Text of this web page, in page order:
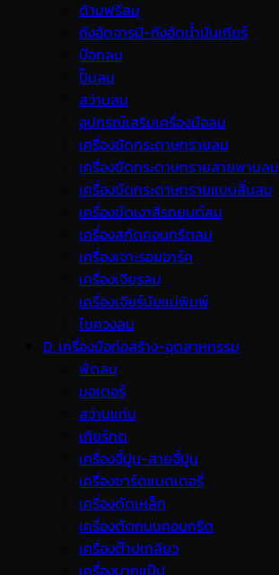
ด้ามฟรีลม
ถังอัดจารบี-ถังอัดน้ำมันเกียร์
บ๊อกลม
ปั๊มลม
สว่านลม
อุปกรณ์เสริมเครื่องมือลม
เครื่องขัดกระดาษทรายลม
เครื่องขัดกระดาษทรายสายพานลม
เครื่องขัดกระดาษทรายแบบสั่นลม
เครื่องขัดเงาสีรถยนต์ลม
เครื่องสกัดคอนกรีตลม
เครื่องเจาะรอยอาร์ค
เครื่องเจียรลม
เครื่องเจียร์นัยแม่พิมพ์
ไขควงลม
D. เครื่องมือก่อสร้าง-อุตสาหกรรม
พ้ดลม
มอเตอร์
สว่านแท่น
เกียร์ทด
เครื่องจี้ปูน-สายจี้ปูน
เครื่องชาร์ตแบตเตอรี่
เครื่องดัดเหล็ก
เครื่องตัดถนนคอนกรีต
เครื่องต๊าปเกลียว
เครื่องบากแป๊ป